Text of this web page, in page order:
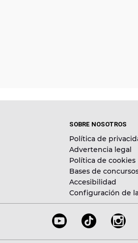
SOBRE NOSOTROS
Política de
Advertencia legal
Política de cookies
Bases de
Accesibilidad
Configuración de